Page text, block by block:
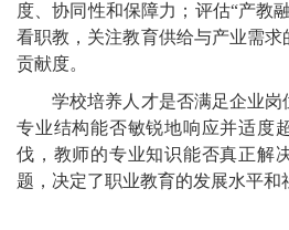
度、协同性和保障力；评估“产教
看职教，关注教育供给与产业需
贡献度。
学校培养人才是否满足企业岗
专业结构能否敏锐地响应并适度
伐，教师的专业知识能否真正解
题，决定了职业教育的发展水平和